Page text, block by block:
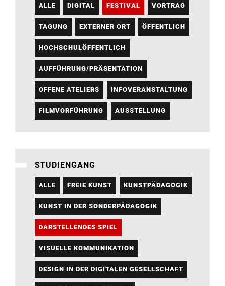
ALLE DIGITAL FESTIVAL VORTRAG
TAGUNG EXTERNER ORT ÖFFENTLICH
HOCHSCHULÖFFENTLICH
AUFFÜHRUNG/PRÄSENTATION
OFFENE ATELIERS INFOVERANSTALTUNG
FILMVORFÜHRUNG AUSSTELLUNG
STUDIENGANG
ALLE FREIE KUNST KUNSTPÄDAGOGIK
KUNST IN DER SONDERPÄDAGOGIK
DARSTELLENDES SPIEL
VISUELLE KOMMUNIKATION
DESIGN IN DER DIGITALEN GESELLSCHAFT